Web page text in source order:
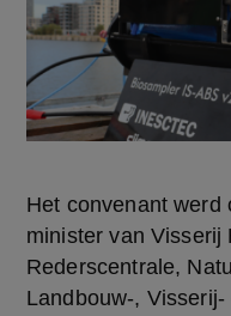
Het convenant werd
minister van Visserij
Rederscentrale,
Landbouw-,